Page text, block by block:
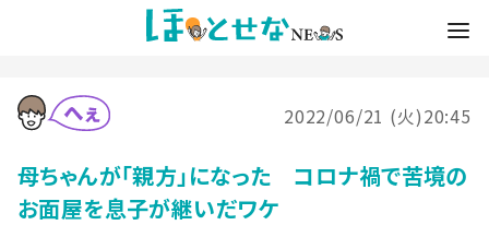
2022/06/21 (火)20:45
母ちゃんが「親方」になった コロナ禍で苦境の
お面屋を息子が継いだワケ